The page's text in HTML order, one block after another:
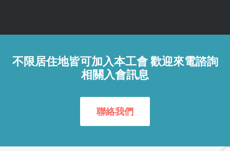
不限居住地皆可加入本工會 歡迎來電諮詢
相關入會訊息
聯絡我們